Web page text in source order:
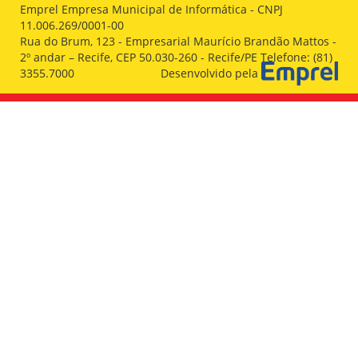
Emprel Empresa Municipal de Informática - CNPJ
11.006.269/0001-00
Rua do Brum, 123 - Empresarial Maurício Brandão Mattos -
2º andar – Recife, CEP 50.030-260 - Recife/PE Telefone: (81)
3355.7000
Desenvolvido pela